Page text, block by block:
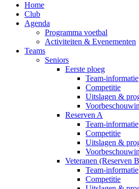
Home
Club
Agenda
Programma voetbal
Activiteiten & Evenementen
Teams
Seniors
Eerste ploeg
Team-informatie
Competitie
Uitslagen &
Reserven A
Team-informatie
Competitie
Uitslagen &
Veteranen (Reserven
Team-informatie
Competitie